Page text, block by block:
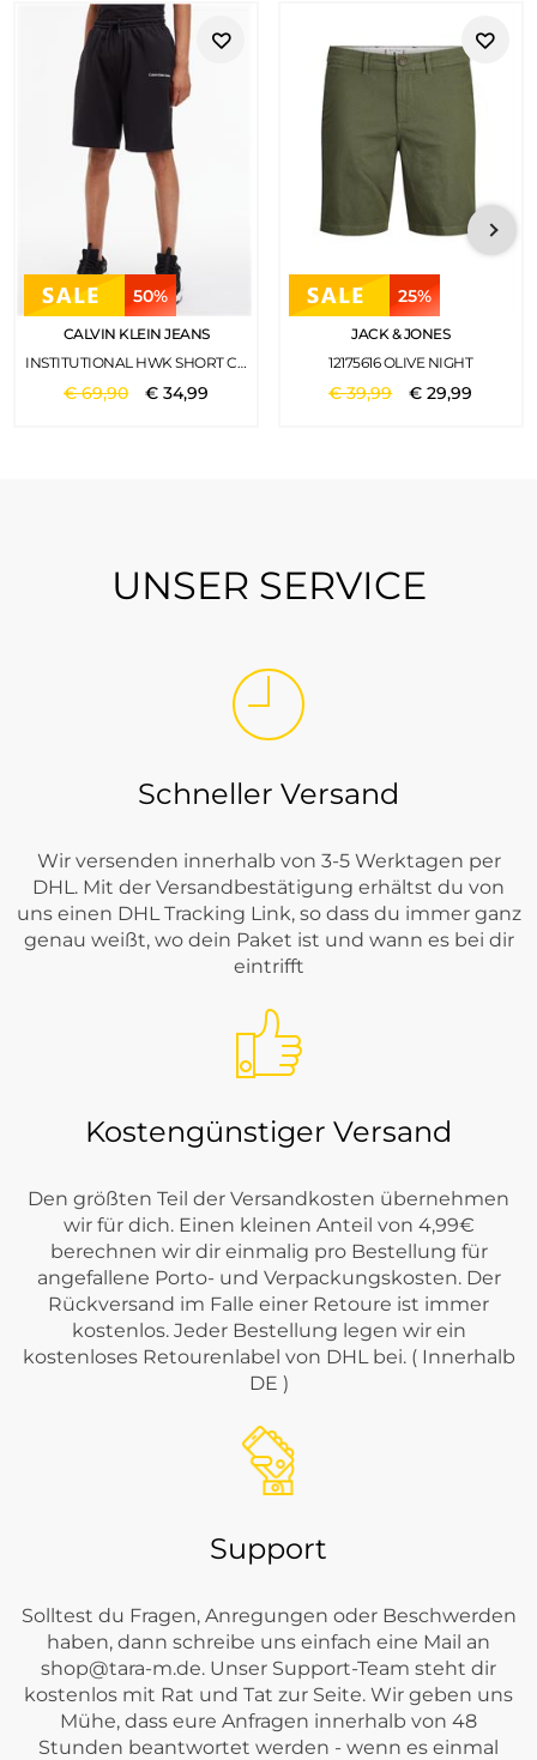
50%
CALVIN KLEIN JEANS
INSTITUTIONAL HWK SHORT CK BLACK
€69,90 €34,99
25%
JACK & JONES
12175616 OLIVE NIGHT
€39,99 €29,99
UNSER SERVICE
Schneller Versand
Wir versenden innerhalb von 3-5 Werktagen per
DHL. Mit der Versandbestätigung erhältst du von
uns einen DHL Tracking Link, so dass du immer ganz
genau weißt, wo dein Paket ist und wann es bei dir
eintrifft
Kostengünstiger Versand
Den größten Teil der Versandkosten übernehmen
wir für dich. Einen kleinen Anteil von 4,99€
berechnen wir dir einmalig pro Bestellung für
angefallene Porto- und Verpackungskosten. Der
Rückversand im Falle einer Retoure ist immer
kostenlos. Jeder Bestellung legen wir ein
kostenloses Retourenlabel von DHL bei. ( Innerhalb
DE )
Support
Solltest du Fragen, Anregungen oder Beschwerden
haben, dann schreibe uns einfach eine Mail an
shop@tara-m.de. Unser Support-Team steht dir
kostenlos mit Rat und Tat zur Seite. Wir geben uns
Mühe, dass eure Anfragen innerhalb von 48
Stunden beantwortet werden - wenn es einmal